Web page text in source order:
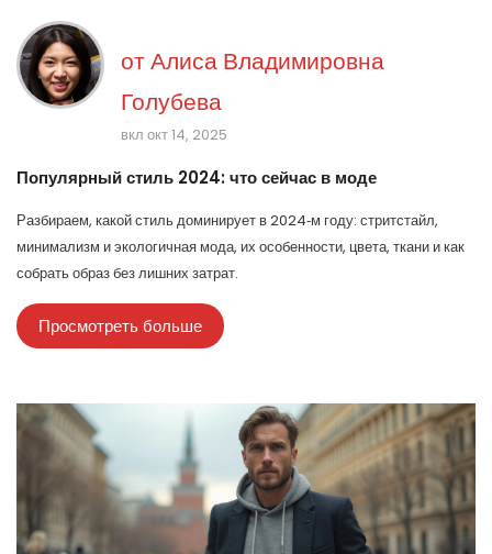
отАлиса Владимировна
Голубева
вкл окт 14, 2025
Популярный стиль 2024: что сейчас в моде
Разбираем, какой стиль доминирует в 2024‑м году: стритстайл,
минимализм и экологичная мода, их особенности, цвета, ткани и как
собрать образ без лишних затрат.
Просмотреть больше